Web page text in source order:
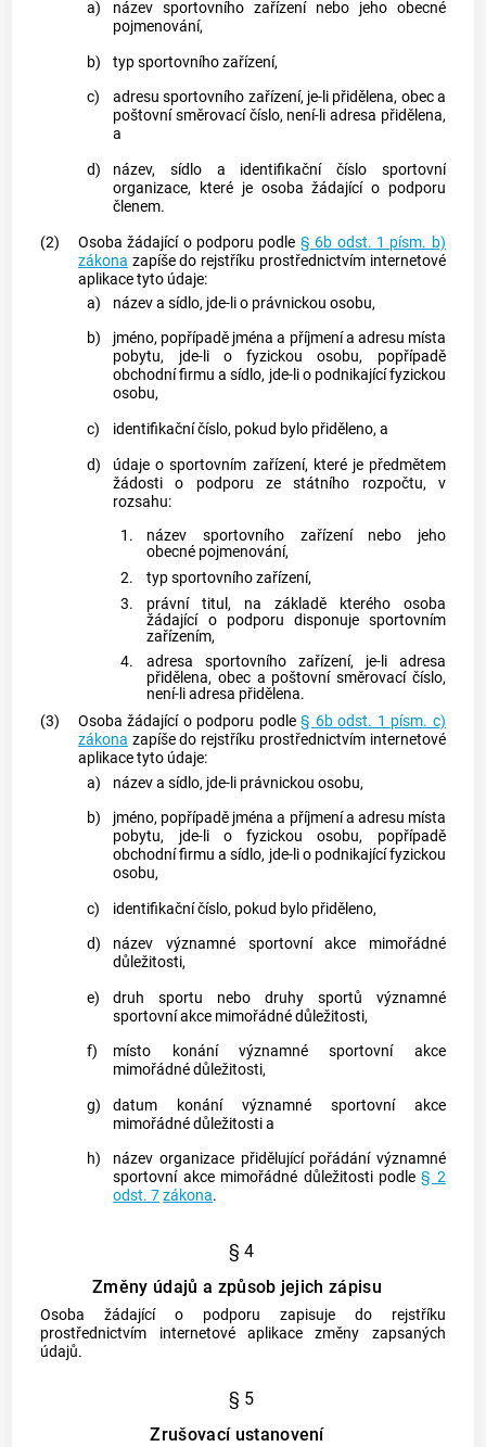
a)
název sportovního zařízení nebo jeho obecné
pojmenování,
b)
typ sportovního zařízení,
c)
adresu sportovního zařízení, je-li přidělena, obeca
poštovní směrovací číslo, není-li adresa přidělena,
a
d)
název, sídlo a identifikační číslo sportovní
organizace, které je osoba žádající o podporu
členem.
(2)
Osoba žádající o podporu podle § 6b odst. 1 písm. b)
zákona zapíše do rejstříku prostřednictvím internetové
aplikace tyto údaje:
a)
název a sídlo, jde-li o právnickou osobu,
b)
jméno, popřípadě jména a příjmení a adresu místa
pobytu, jde-li o fyzickou osobu, popřípadě
obchodní firmu a sídlo, jde-li o podnikající fyzickou
osobu,
c)
identifikační číslo, pokud bylo přiděleno, a
d)
údaje o sportovním zařízení, které je předmětem
žádosti o podporu ze státního rozpočtu, v
rozsahu:
1.
název sportovního zařízení nebo jeho
obecné pojmenování,
2.
typ sportovního zařízení,
3.
právní titul, na základě kterého osoba
žádající o podporu disponuje sportovním
zařízením,
4.
adresa sportovního zařízení, je-li adresa
přidělena,obec a poštovní směrovací číslo,
není-li adresa přidělena.
(3)
Osoba žádající o podporu podle§ 6b odst. 1 písm. c)
zákona zapíše do rejstříku prostřednictvím internetové
aplikace tyto údaje:
a)
název a sídlo, jde-li právnickou osobu,
b)
jméno, popřípadě jména a příjmení a adresu místa
pobytu, jde-li o fyzickou osobu, popřípadě
obchodní firmu a sídlo, jde-li o podnikající fyzickou
osobu,
c)
identifikační číslo, pokud bylo přiděleno,
d)
název významné sportovní akce mimořádné
důležitosti,
e)
druh sportu nebo druhy sportů významné
sportovní akce mimořádné důležitosti,
f)
místo konání významné sportovní akce
mimořádné důležitosti,
g)
datum konání významné sportovní akce
mimořádné důležitosti a
h)
název organizace přidělující pořádání významné
sportovní akce mimořádné důležitosti podle§ 2
odst. 7zákona.
§ 4
Změny údajů a způsob jejich zápisu
Osoba žádající o podporu zapisuje do rejstříku
prostřednictvím internetové aplikace změny zapsaných
údajů.
§ 5
Zrušovací ustanovení